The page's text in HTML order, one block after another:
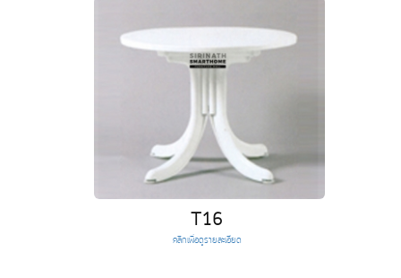
T16
คลิกเพื่อดูรายละเอียด